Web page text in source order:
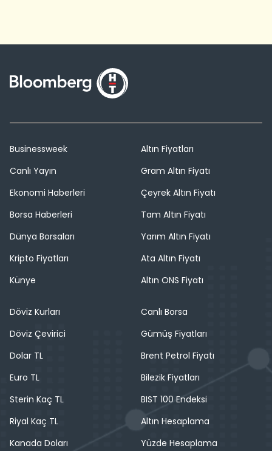
Businessweek
Canlı Yayın
Ekonomi Haberleri
Borsa Haberleri
Dünya Borsaları
Kripto Fiyatları
Künye
Altın Fiyatları
Gram Altın Fiyatı
Çeyrek Altın Fiyatı
Tam Altın Fiyatı
Yarım Altın Fiyatı
Ata Altın Fiyatı
Altın ONS Fiyatı
Döviz Kurları
Döviz Çevirici
Dolar TL
Euro TL
Sterin Kaç TL
Riyal Kaç TL
Kanada Doları
Canlı Borsa
Gümüş Fiyatları
Brent Petrol Fiyatı
Bilezik Fiyatları
BIST 100 Endeksi
Altın Hesaplama
Yüzde Hesaplama